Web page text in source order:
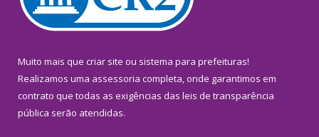
Muito mais que criar site ou sistema para prefeituras!
Realizamos uma assessoria completa, onde garantimos em
contrato que todas as exigências das leis de transparência
pública serão atendidas.